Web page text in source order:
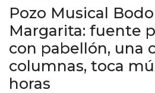
Pozo Musical
Margarita: fuente
con pabellón, una
columnas, toca
horas